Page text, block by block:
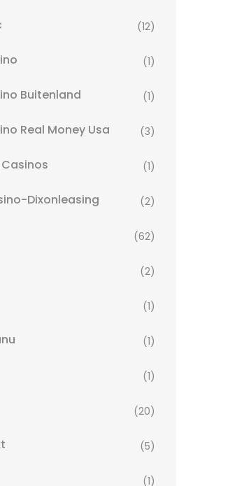
(12)
(1)
Buitenland (1)
Real Money Usa (3)
(1)
Dixonleasing (2)
(62)
(2)
(1)
(1)
(1)
(20)
(5)
(1)